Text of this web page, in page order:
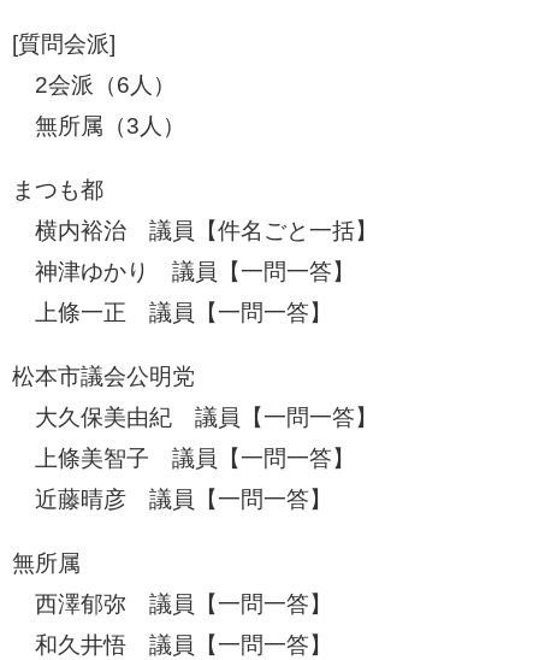
[質問会派]
2会派（6人）
無所属（3人）
まつも都
横内裕治 議員【件名ごと一括】
神津ゆかり 議員【一問一答】
​ 上條一正 議員【一問一答】
松本市議会公明党
大久保美由紀 議員【一問一答】
上條美智子 議員【一問一答】
近藤晴彦 議員【一問一答】
無所属
西澤郁弥 議員【一問一答】
和久井悟 議員【一問一答】